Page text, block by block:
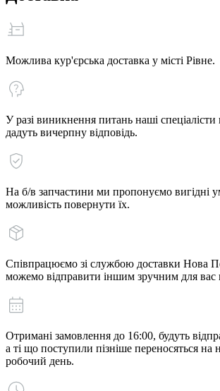
Можлива кур'єрська доставка у місті Рівне.
У разі виникнення питань наші спеціалісти
дадуть вичерпну відповідь.
На б/в запчастини ми пропонуємо вигідні
можливість повернути їх.
Співпрацюємо зі службою доставки Нова
можемо відправити іншим зручним для вас
Отримані замовлення до 16:00, будуть
а ті що поступили пізніше переносяться на
робочий день.